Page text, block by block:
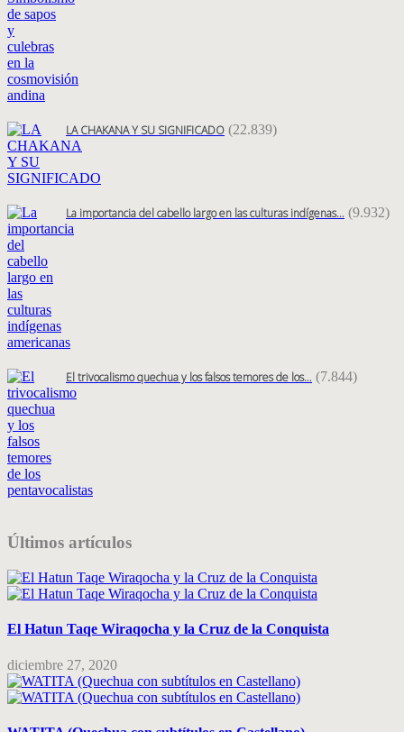
LA CHAKANA Y SU SIGNIFICADO (22.839)
La importancia del cabello largo en las culturas indígenas… (9.932)
El trivocalismo quechua y los falsos temores de los… (7.844)
Últimos artículos
El Hatun Taqe Wiraqocha y la Cruz de la Conquista
diciembre 27, 2020